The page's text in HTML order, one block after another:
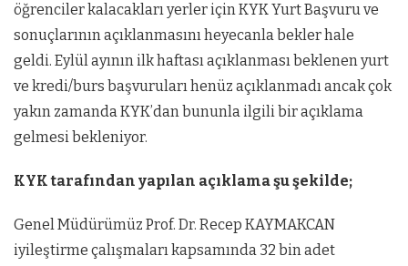
öğrenciler kalacakları yerler için KYK Yurt Başvuru ve
sonuçlarının açıklanmasını heyecanla bekler hale
geldi. Eylül ayının ilk haftası açıklanması beklenen yurt
ve kredi/burs başvuruları henüz açıklanmadı ancak çok
yakın zamanda KYK’dan bununla ilgili bir açıklama
gelmesi bekleniyor.
KYK tarafından yapılan açıklama şu şekilde;
Genel Müdürümüz Prof. Dr. Recep KAYMAKCAN
iyileştirme çalışmaları kapsamında 32 bin adet